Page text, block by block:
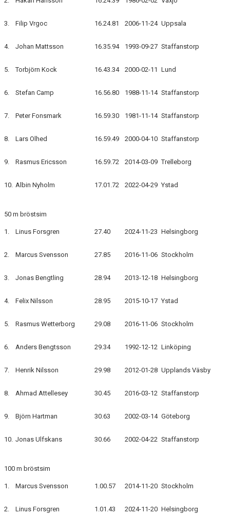
3. Filip Vrgoc 16.24.81 2006-11-24 Uppsala
4. Johan Mattsson 16.35.94 1993-09-27 Staffanstorp
5. Torbjörn Kock 16.43.34 2000-02-11 Lund
6. Stefan Camp 16.56.80 1988-11-14 Staffanstorp
7. Peter Fonsmark 16.59.30 1981-11-14 Staffanstorp
8. Lars Olhed 16.59.49 2000-04-10 Staffanstorp
9. Rasmus Ericsson 16.59.72 2014-03-09 Trelleborg
10. Albin Nyholm 17.01.72 2022-04-29 Ystad
50 m bröstsim
1. Linus Forsgren 27.40 2024-11-23 Helsingborg
2. Marcus Svensson 27.85 2016-11-06 Stockholm
3. Jonas Bengtling 28.94 2013-12-18 Helsingborg
4. Felix Nilsson 28.95 2015-10-17 Ystad
5. Rasmus Wetterborg 29.08 2016-11-06 Stockholm
6. Anders Bengtsson 29.34 1992-12-12 Linköping
7. Henrik Nilsson 29.98 2012-01-28 Upplands Väsby
8. Ahmad Attellesey 30.45 2016-03-12 Staffanstorp
9. Björn Hartman 30.63 2002-03-14 Göteborg
10. Jonas Ulfskans 30.66 2002-04-22 Staffanstorp
100 m bröstsim
1. Marcus Svensson 1.00.57 2014-11-20 Stockholm
2. Linus Forsgren 1.01.43 2024-11-20 Helsingborg